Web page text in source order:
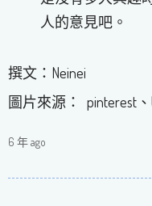
人的意見吧。
撰文：Neinei
圖片來源： pinterest、
6 年 ago